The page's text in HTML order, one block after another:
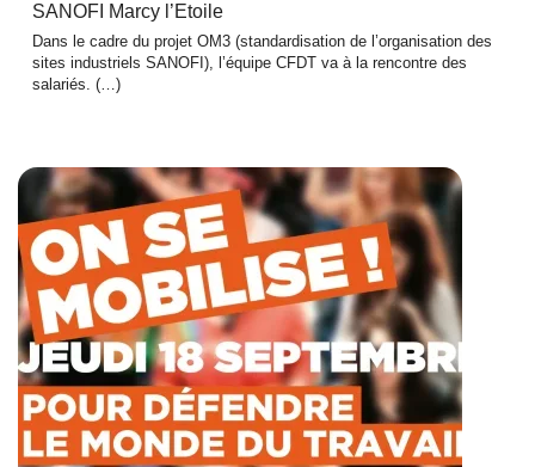
SANOFI Marcy l’Etoile
Dans le cadre du projet OM3 (standardisation de l’organisation des
sites industriels SANOFI), l’équipe CFDT va à la rencontre des
salariés. (…)